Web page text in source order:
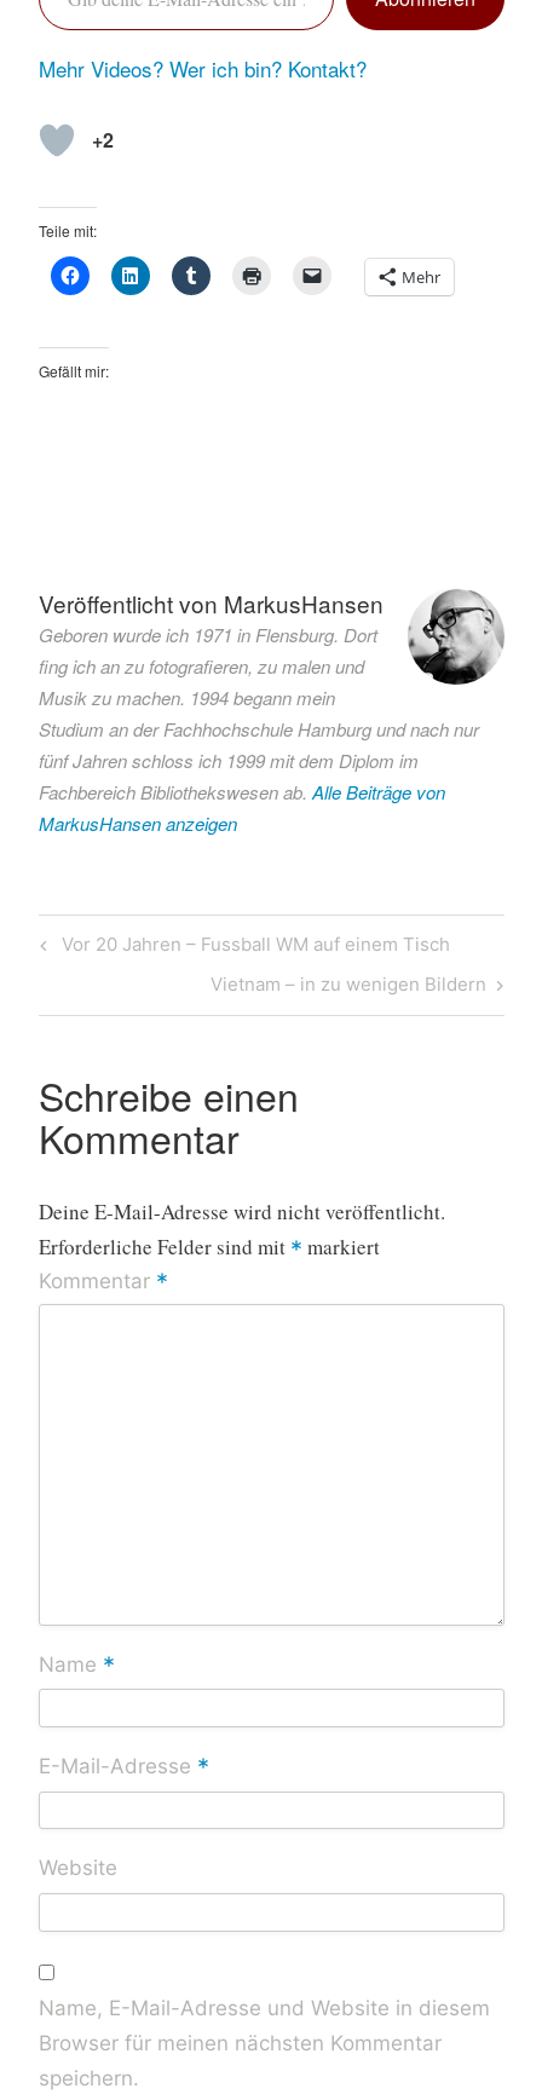
Mehr Videos? Wer ich bin? Kontakt?
+2
Teile mit:
Mehr
Gefällt mir:
AI-
Storytelling
Interview
KI
Satire
Veröffentlicht von MarkusHansen
Geboren wurde ich 1971 in Flensburg. Dort
fing ich an zu fotografieren, zu malen und
Musik zu machen. 1994 begann mein
Studium an der Fachhochschule Hamburg und nach nur
fünf Jahren schloss ich 1999 mit dem Diplom im
Fachbereich Bibliothekswesen ab.Alle Beiträge von
MarkusHansen anzeigen
Beitragsnavigation
Previous
Vor 20 Jahren – Fussball WM auf einem Tisch
Next
Post
Vietnam – in zu wenigen Bildern
Schreibe einen
Kommentar
Deine E-Mail-Adresse wird nicht veröffentlicht.
Erforderliche Felder sind mit * markiert
Kommentar *
Name *
E-Mail-Adresse *
Website
Name, E-Mail-Adresse und Website in diesem
Browser für meinen nächsten Kommentar
speichern.